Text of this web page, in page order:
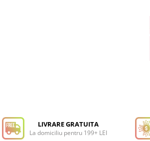
LIVRARE GRATUITA
La domiciliu pentru 199+ LEI